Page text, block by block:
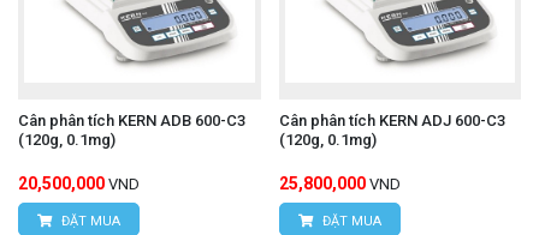
Cân phân tích KERN ADB 600-C3
(120g, 0.1mg)
20,500,000 VND
ĐẶT MUA
Cân phân tích KERN ADJ 600-C3
(120g, 0.1mg)
25,800,000 VND
ĐẶT MUA